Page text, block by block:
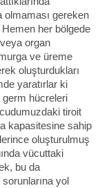
olmaması gereken
her bölgede
organ
ve üreme
oluşturdukları
yaratırlar ki
germ hücreleri
tiroit
kapasitesine sahip
oluşturulmuş
vücuttaki
bu da
yol